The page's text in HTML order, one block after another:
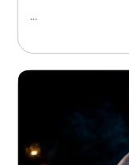
...